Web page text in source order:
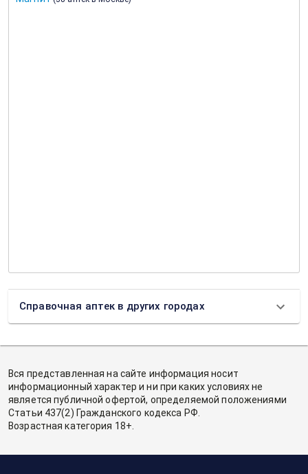
Справочная аптек в других городах
Вся представленная на сайте информация носит
информационный характер и ни при каких условиях не
является публичной офертой, определяемой положениями
Статьи 437(2) Гражданского кодекса РФ.
Возрастная категория 18+.